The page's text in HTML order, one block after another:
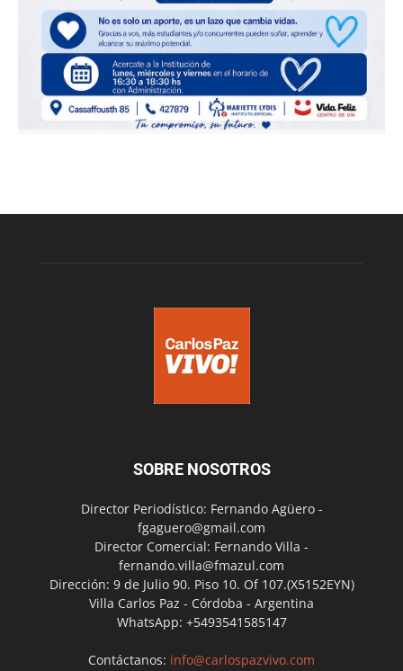
SOBRE NOSOTROS
Director Periodístico: Fernando Agüero -
fgaguero@gmail.com
Director Comercial: Fernando Villa -
fernando.villa@fmazul.com
Dirección: 9 de Julio 90. Piso 10. Of 107.(X5152EYN)
Villa Carlos Paz - Córdoba - Argentina
WhatsApp: +5493541585147
Contáctanos: info@carlospazvivo.com